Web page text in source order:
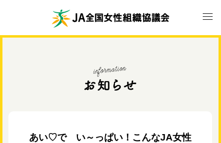
あい♡で い～っぱい！こんなJA女性